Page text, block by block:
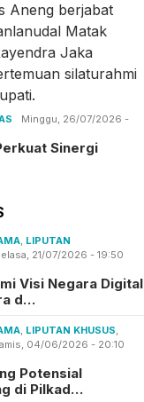
Minggu, 26/07/2026 -
Sinergi
, LIPUTAN
21/07/2026 - 19:50
Visi Negara Digital
d…
, LIPUTAN KHUSUS,
04/06/2026 - 20:10
Potensial
di Pilkad…